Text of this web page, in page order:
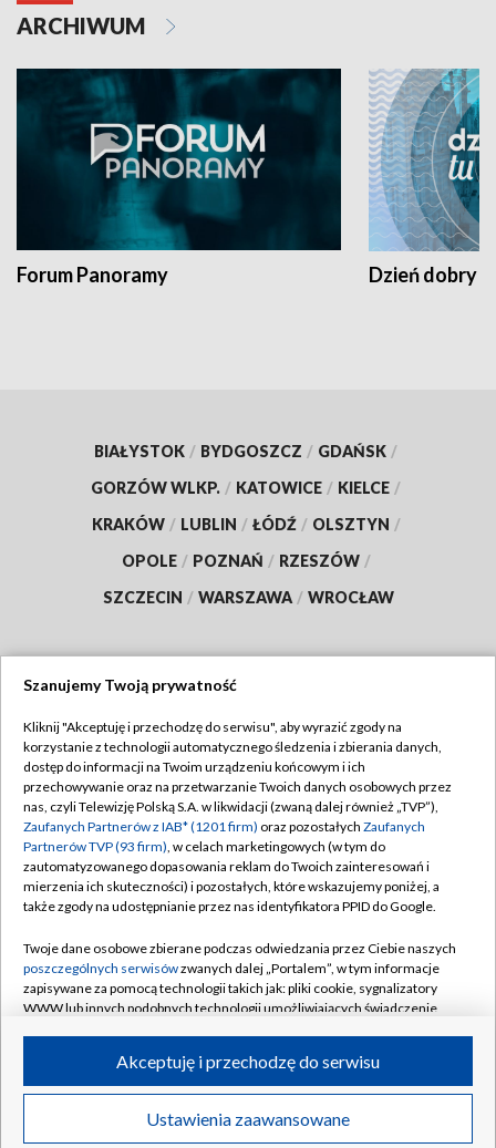
ARCHIWUM
Forum Panoramy Dzień dobry
BIAŁYSTOK / BYDGOSZCZ / GDAŃSK /
GORZÓW WLKP. / KATOWICE / KIELCE /
KRAKÓW / LUBLIN / ŁÓDŹ / OLSZTYN /
OPOLE / POZNAŃ / RZESZÓW /
SZCZECIN / WARSZAWA / WROCŁAW
TVP
Abonament TVP
Emisja w TVP
Centrum informacji TVP
Naziemna Telewizja Cyfrowa
Rada Programowa
System NOS
Informacje o nadawcy
Program dla prasy
Ogłoszenie przetargowe
Regulamin TVP
Polityka prywatności
Moje zgody
Pomoc
Kontakt
Kanały
©2026 Telewizja Polska S.A. w likwidacji
Szanujemy Twoją prywatność
Kliknij "Akceptuję i przechodzę do serwisu", aby wyrazić zgody na
korzystanie z technologii automatycznego śledzenia i zbierania danych,
dostęp do informacji na Twoim urządzeniu końcowym i ich
przechowywanie oraz na przetwarzanie Twoich danych osobowych przez
nas, czyli Telewizję Polską S.A. w likwidacji (zwaną dalej również „TVP”),
Zaufanych Partnerów z IAB* (1201 firm) oraz pozostałych Zaufanych
Partnerów TVP (93 firm), w celach marketingowych (w tym do
zautomatyzowanego dopasowania reklam do Twoich zainteresowań i
mierzenia ich skuteczności) i pozostałych, które wskazujemy poniżej, a
także zgody na udostępnianie przez nas identyfikatora PPID do Google.
Twoje dane osobowe zbierane podczas odwiedzania przez Ciebie naszych
poszczególnych serwisówzwanych dalej „Portalem”, w tym informacje
zapisywane za pomocą technologii takich jak: pliki cookie, sygnalizatory
WWW lub innych podobnych technologii umożliwiających świadczenie
ruchu w Internecie.
Twoje dane osobowe zbierane podczas odwiedzania przez Ciebie
poszczególnych serwisówna Portalu, takie jak adresy IP, identyfikatory
Ustawienia zaawansowane
Akceptuję i przechodzę do serwisu